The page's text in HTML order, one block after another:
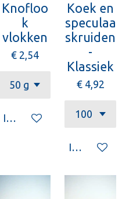
Knofloo
k
vlokken
€ 2,54
In winkelwagen
Koek en
speculaa
skruiden
-
Klassiek
€ 4,92
In